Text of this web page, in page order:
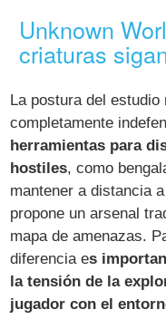
Unknown
criaturas
La postura del
completamente
herramientas para
hostiles, como
mantener a distancia
propone un arsenal
mapa de amenazas.
diferencia es
la tensión de la
jugador con el